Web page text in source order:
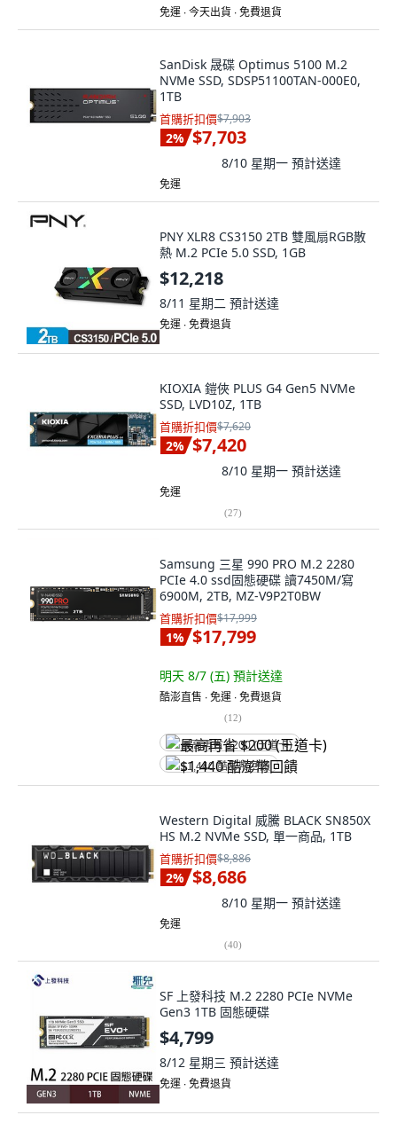
免運 ∙ 今天出貨 ∙ 免費退貨
SanDisk 晟碟 Optimus 5100 M.2
NVMe SSD, SDSP51100TAN-000E0,
1TB
首購折扣價$7,903
2% $7,703
8/10 星期一 預計送達
免運
PNY XLR8 CS3150 2TB 雙風扇RGB散
熱 M.2 PCIe 5.0 SSD, 1GB
$12,218
8/11 星期二 預計送達
免運 ∙ 免費退貨
KIOXIA 鎧俠 PLUS G4 Gen5 NVMe
SSD, LVD10Z, 1TB
首購折扣價$7,620
2% $7,420
8/10 星期一 預計送達
免運
(27)
Samsung 三星 990 PRO M.2 2280
PCIe 4.0 ssd固態硬碟 讀7450M/寫
6900M, 2TB, MZ-V9P2T0BW
首購折扣價$17,999
1% $17,799
明天 8/7 (五) 預計送達
酷澎直售 ∙ 免運 ∙ 免費退貨
(12)
最高再省 $200 (王道卡)
$1,440 酷澎幣回饋
Western Digital 威騰 BLACK SN850X
HS M.2 NVMe SSD, 單一商品, 1TB
首購折扣價$8,886
2% $8,686
8/10 星期一 預計送達
免運
(40)
SF 上發科技 M.2 2280 PCIe NVMe
Gen3 1TB 固態硬碟
$4,799
8/12 星期三 預計送達
免運 ∙ 免費退貨